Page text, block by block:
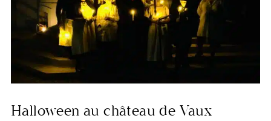
Halloween au château de Vaux